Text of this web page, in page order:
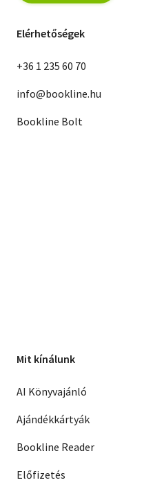
Elérhetőségek
+36 1 235 60 70
info@bookline.hu
Bookline Bolt
Mit kínálunk
AI Könyvajánló
Ajándékkártyák
Bookline Reader
Előfizetés